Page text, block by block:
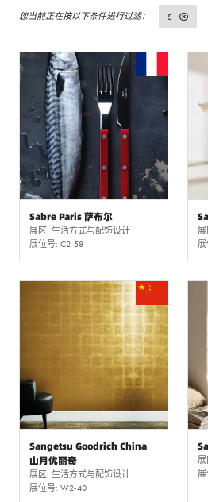
S
Sabre Paris 萨布尔
展区: 生活方式与配饰设计
展位号: C2-58
展
Sangetsu Goodrich China
山月优丽奇
展区: 生活方式与配饰设计
展位号: W2-40